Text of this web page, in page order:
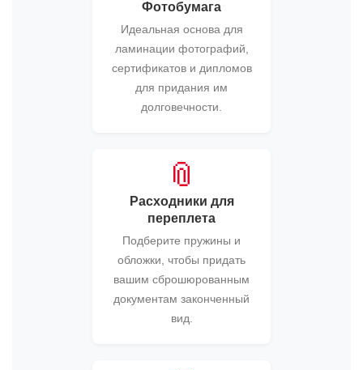
Фотобумага
Идеальная основа для
ламинации фотографий,
сертификатов и дипломов
для придания им
долговечности.
📎
Расходники для
переплета
Подберите пружины и
обложки, чтобы придать
вашим сброшюрованным
документам законченный
вид.